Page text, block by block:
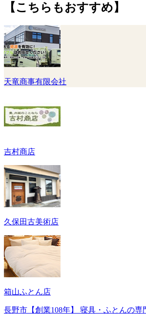
【こちらもおすすめ】
天竜商事有限会社
吉村商店
久保田古美術店
箱山ふとん店
長野市【創業108年】 寝具・ふとんの専